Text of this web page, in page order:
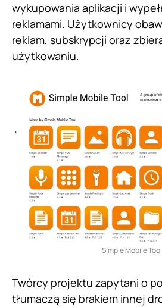
wykupowania aplikacji i
reklamami. Użytkownicy
reklam, subskrypcji oraz
użytkowaniu.
Simple Mobile
Twórcy projektu zapytani o
tłumaczą się brakiem innej